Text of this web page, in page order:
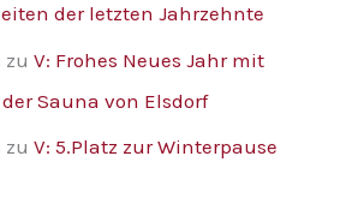
der letzten Jahrzehnte
zuV: Frohes Neues Jahr mit
Sauna von Elsdorf
zuV: 5.Platz zur Winterpause